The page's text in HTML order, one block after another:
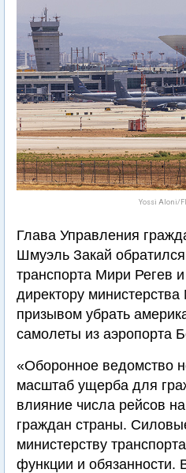
Yossi Aloni/
Глава Управления
Шмуэль Закай
транспорта Мири Регев
директору
призывом убрать
самолеты из аэропорта
«Оборонное ведомство
масштаб ущерба для
влияние числа рейсов
граждан страны.
министерству
функции и обязанности.